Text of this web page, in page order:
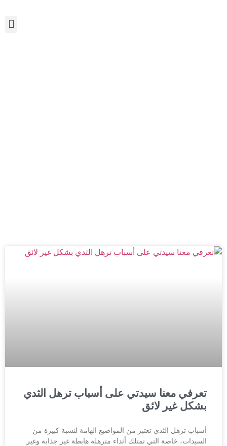
تعرفي معنا سيدتي على أسباب ترهل الثدي
بشكل غير لائق
أسباب ترهل الثدي تعتبر من المواضيع الهامة لنسبة كبيرة من
السيدات، خاصة التي تمتلك أثداء مترهلة هابطة غير جذابة وغير